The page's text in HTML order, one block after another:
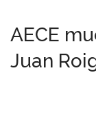
AECE
Juan